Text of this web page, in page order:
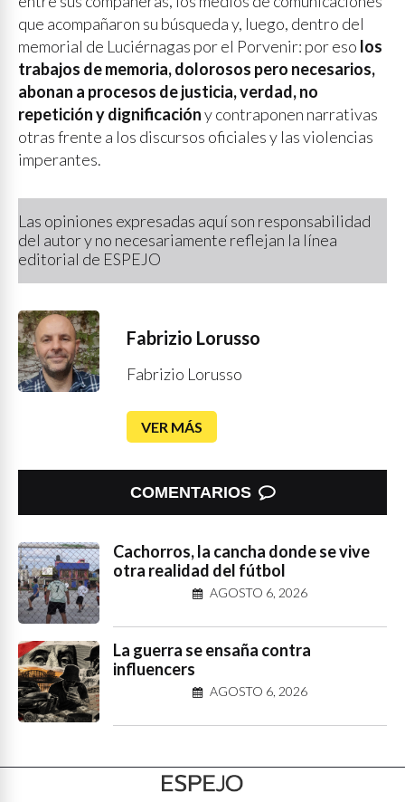
que acompañaron su búsqueda y, luego, dentro del
memorial de Luciérnagas por el Porvenir: por eso los
trabajos de memoria, dolorosos pero necesarios,
abonan a procesos de justicia, verdad, no
repetición y dignificacióny contraponen narrativas
otras frente a los discursos oficiales y las violencias
imperantes.
Las opiniones expresadas aquí son responsabilidad
del autor y no necesariamente reflejan la línea
editorial de ESPEJO
Fabrizio Lorusso
Fabrizio Lorusso
VER MÁS
COMENTARIOS
Cachorros, la cancha donde se vive
otra realidad del fútbol
AGOSTO 6, 2026
La guerra se ensaña contra
influencers
AGOSTO 6, 2026